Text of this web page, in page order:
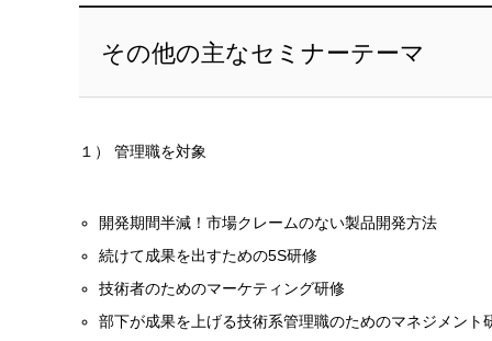
その他の主なセミナーテーマ
１） 管理職を対象
開発期間半減！市場クレームのない製品開発方法
続けて成果を出すための5S研修
技術者のためのマーケティング研修
部下が成果を上げる技術系管理職のためのマネジメント